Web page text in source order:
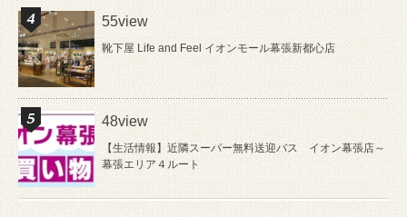
55view
靴下屋 Life and Feel イオンモール幕張新都心店
48view
【生活情報】近隣スーパー無料送迎バス イオン幕張店～
幕張エリア４ルート